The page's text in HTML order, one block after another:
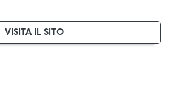
VISITA IL SITO